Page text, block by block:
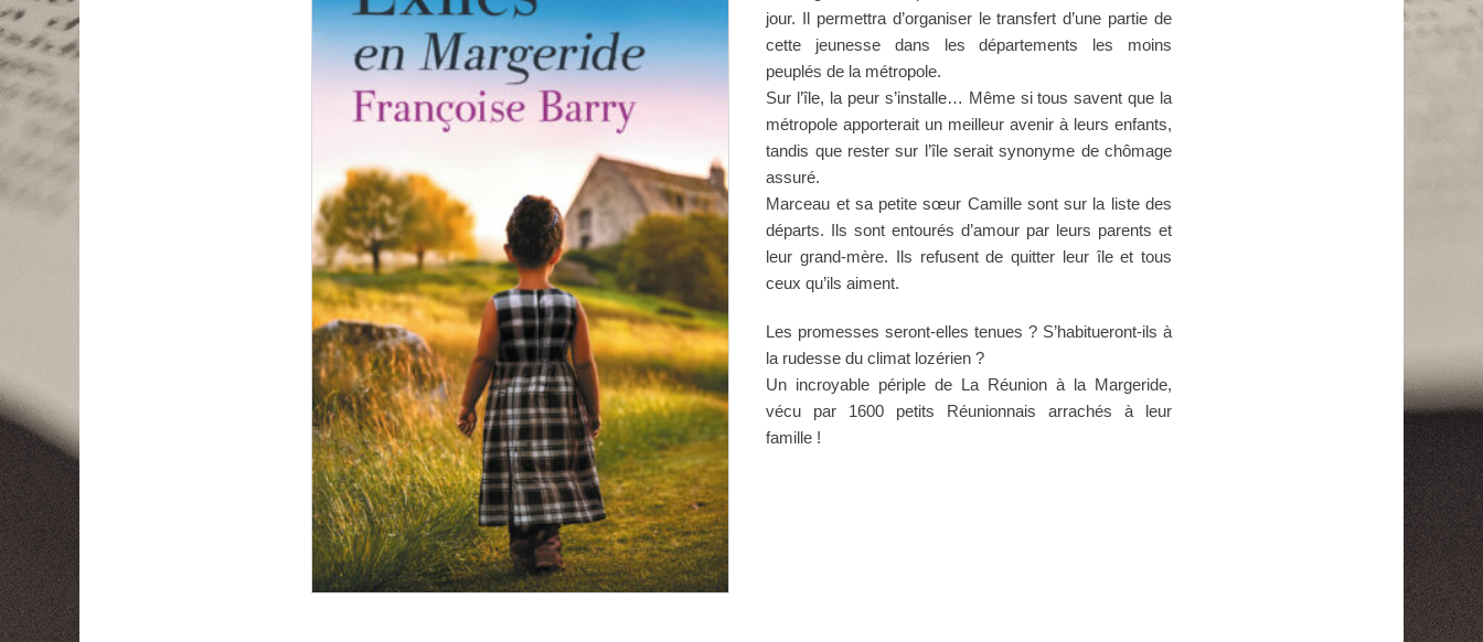
jour. Il permettra d’organiser le transfert d’une partie de
cette jeunesse dans les départements les moins
peuplés de la métropole.
Sur l’île, la peur s’installe… Même si tous savent que la
métropole apporterait un meilleur avenir à leurs enfants,
tandis que rester sur l’île serait synonyme de chômage
assuré.
Marceau et sa petite sœur Camille sont sur la liste des
départs. Ils sont entourés d’amour par leurs parents et
leur grand-mère. Ils refusent de quitter leur île et tous
ceux qu’ils aiment.
Les promesses seront-elles tenues ? S’habitueront-ils à
la rudesse du climat lozérien ?
Un incroyable périple de La Réunion à la Margeride,
vécu par 1600 petits Réunionnais arrachés à leur
famille !